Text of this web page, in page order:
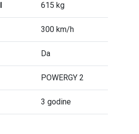
615 kg
300 km/h
Da
POWERGY 2
3 godine